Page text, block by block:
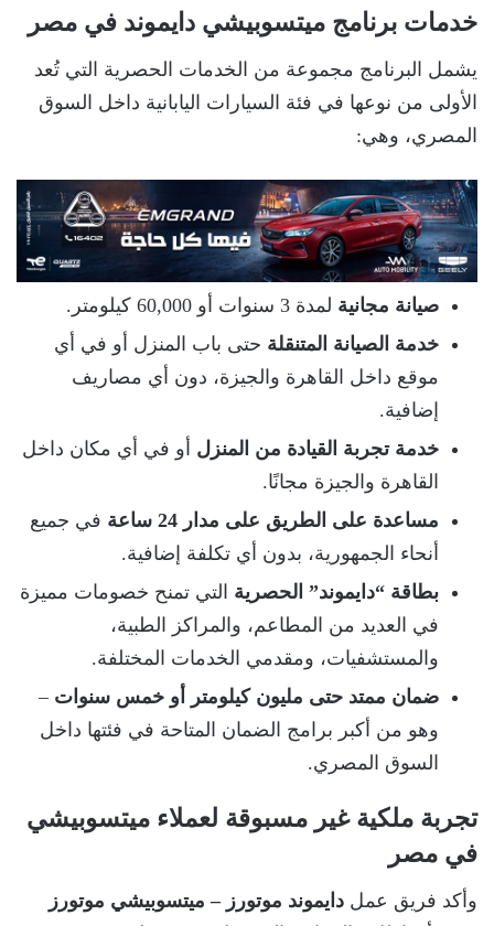
خدمات برنامج ميتسوبيشي دايموند في مصر
يشمل البرنامج مجموعة من الخدمات الحصرية التي تُعد
الأولى من نوعها في فئة السيارات اليابانية داخل السوق
المصري، وهي:
صيانة مجانية لمدة 3 سنوات أو 60,000 كيلومتر.
خدمة الصيانة المتنقلة حتى باب المنزل أو في أي
موقع داخل القاهرة والجيزة، دون أي مصاريف
إضافية.
خدمة تجربة القيادة من المنزل أو في أي مكان داخل
القاهرة والجيزة مجانًا.
مساعدة على الطريق على مدار 24 ساعة
في جميع
أنحاء الجمهورية، بدون أي تكلفة إضافية.
بطاقة “دايموند” الحصرية التي تمنح خصومات مميزة
في العديد من المطاعم، والمراكز الطبية،
والمستشفيات، ومقدمي الخدمات المختلفة.
ضمان ممتد حتى مليون كيلومتر أو خمس سنوات –
وهو من أكبر برامج الضمان المتاحة في فئتها داخل
السوق المصري.
تجربة ملكية غير مسبوقة لعملاء ميتسوبيشي
في مصر
وأكد فريق عمل دايموند موتورز – ميتسوبيشي موتورز